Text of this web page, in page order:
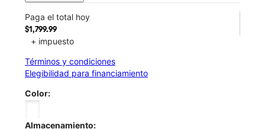
Paga el total hoy
$1,799.99
+ impuesto
Términos y condiciones
Elegibilidad para financiamiento
Color:
Almacenamiento: